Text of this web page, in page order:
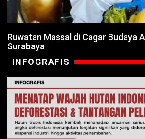
Ruwatan Massal di Cagar Budaya
Surabaya
INFOGRAFIS